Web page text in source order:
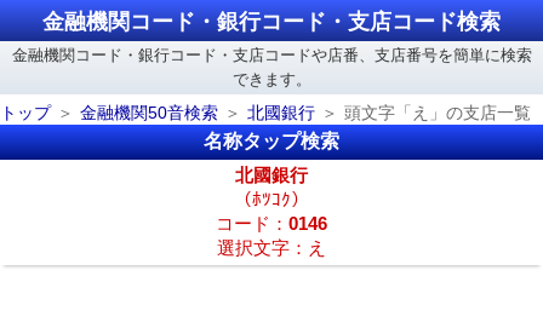
金融機関コード・銀行コード・支店コード検索
金融機関コード・銀行コード・支店コードや店番、支店番号を簡単に検索
できます。
トップ
金融機関50音検索 北國銀行 頭文字「え」の支店一覧
名称タップ検索
北國銀行
（ﾎﾂｺｸ）
コード： 0146
選択文字：え